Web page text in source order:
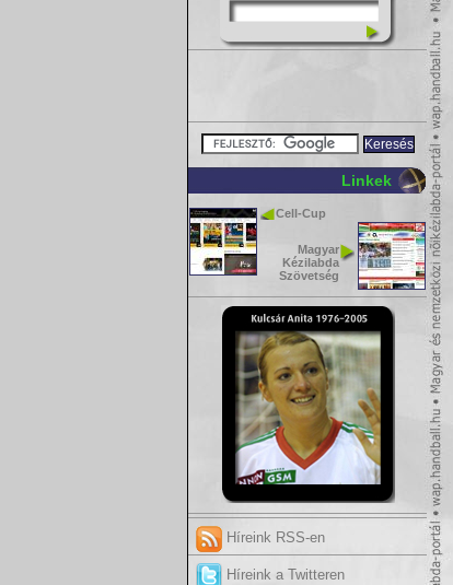
Linkek
Cell-Cup
Magyar
Kézilabda
Szövetség
Híreink RSS-en
Híreink a Twitteren